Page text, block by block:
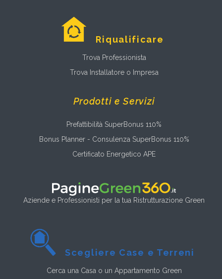
Riqualificare
Trova Professionista
Trova Installatore o Impresa
Prodotti e Servizi
Prefattibilità SuperBonus 110%
Bonus Planner - Consulenza SuperBonus 110%
Certificato Energetico APE
Aziende e Professionisti per la tua Ristrutturazione Green
Scegliere Case e Terreni
Cerca una Casa o un Appartamento Green